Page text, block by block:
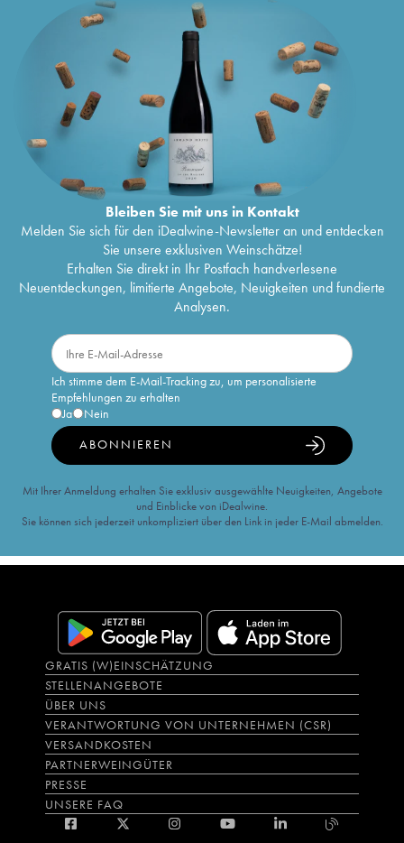
Bleiben Sie mit uns in Kontakt
Melden Sie sich für den iDealwine-Newsletter an und entdecken
Sie unsere exklusiven Weinschätze!
Erhalten Sie direkt in Ihr Postfach handverlesene
Neuentdeckungen, limitierte Angebote, Neuigkeiten und fundierte
Analysen.
Ich stimme dem E-Mail-Tracking zu, um personalisierte
Empfehlungen zu erhalten
Ja
Nein
ABONNIEREN
Mit Ihrer Anmeldung erhalten Sie exklusiv ausgewählte Neuigkeiten, Angebote
und Einblicke von iDealwine.
Sie können sich jederzeit unkompliziert über den Link in jeder E-Mail abmelden.
GRATIS (W)EINSCHÄTZUNG
STELLENANGEBOTE
ÜBER UNS
VERANTWORTUNG VON UNTERNEHMEN (CSR)
VERSANDKOSTEN
PARTNERWEINGÜTER
PRESSE
UNSERE FAQ